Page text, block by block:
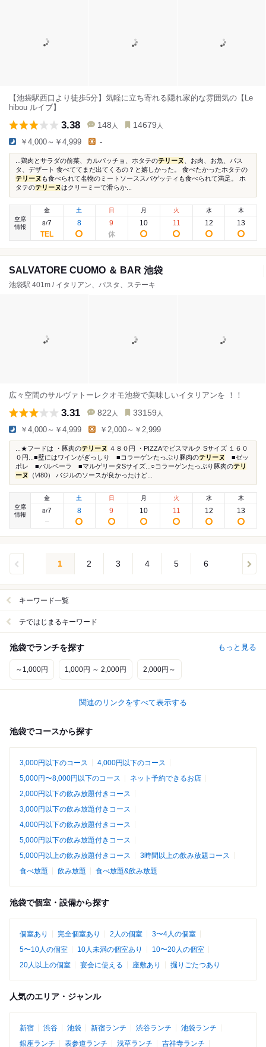
【池袋駅西口より徒歩5分】気軽に立ち寄れる隠れ家的な雰囲気の【Le
hibou ルイブ】
3.38 148 人 14679 人
￥4,000～￥4,999 -
...鶏肉とサラダの前菜、カルパッチョ、ホタテのテリーヌ
、お肉、お魚、パス
タ、デザート 食べててまだ出てくるの？と嬉しかった。 食べたかったホタテの
テリーヌ も食べられて名物のミートソーススパゲッティも食べられて満足。 ホ
タテのテリーヌはクリーミーで滑らか...
空席
情報
金
8/7
土
8
日
9
月
10
火
11
水
12
木
13
SALVATORE CUOMO ＆ BAR 池袋
池袋駅 401m / イタリアン、パスタ、ステーキ
広々空間のサルヴァトーレクオモ池袋で美味しいイタリアンを ！！
3.31 822 人 33159 人
￥4,000～￥4,999 ￥2,000～￥2,999
...★フードは ・豚肉のテリーヌ ４８０円 ・PIZZAでビスマルク Sサイズ １６０
０円...■壁にはワインがぎっしり ■コラーゲンたっぷり豚肉のテリーヌ
■ゼッ
ポレ ■バルベーラ ■マルゲリータSサイズ...○コラーゲンたっぷり豚肉のテリ
ーヌ
（\480） バジルのソースが良かったけど...
空席
情報
金
8/7
土
8
日
9
月
10
火
11
水
12
木
13
1 2 3 4 5 6
キーワード一覧
テではじまるキーワード
池袋でランチを探す もっと見る
～1,000円 1,000円 ～ 2,000円 2,000円～
関連のリンクをすべて表示する
池袋でコースから探す
3,000円以下のコース
4,000円以下のコース
5,000円〜8,000円以下のコース
ネット予約できるお店
2,000円以下の飲み放題付きコース
3,000円以下の飲み放題付きコース
4,000円以下の飲み放題付きコース
5,000円以下の飲み放題付きコース
5,000円以上の飲み放題付きコース
3時間以上の飲み放題コース
食べ放題
飲み放題 食べ放題&飲み放題
池袋で個室・設備から探す
個室あり 完全個室あり 2人の個室
3〜4人の個室
5〜10人の個室
10人未満の個室あり
10〜20人の個室
20人以上の個室
宴会に使える 座敷あり 掘りごたつあり
人気のエリア・ジャンル
新宿 渋谷 池袋 新宿ランチ 渋谷ランチ
池袋ランチ
銀座ランチ
表参道ランチ 浅草ランチ
吉祥寺ランチ